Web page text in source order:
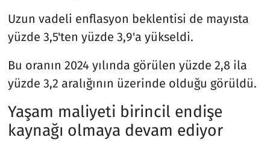
Uzun vadeli enflasyon beklentisi de mayısta
yüzde 3,5'ten yüzde 3,9'a yükseldi.
Bu oranın 2024 yılında görülen yüzde 2,8 ila
yüzde 3,2 aralığının üzerinde olduğu görüldü.
Yaşam maliyeti birincil endişe
kaynağı olmaya devam ediyor